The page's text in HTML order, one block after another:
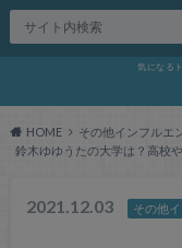
気になる
HOME
その他インフルエ
鈴木ゆゆうたの大学は？高校
2021.12.03 その他